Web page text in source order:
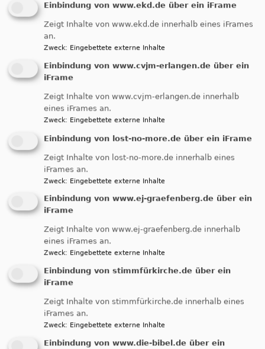
Ökumenischer
Familienstützpukt
Angebote für Familien
Familiengottesdienst & Ökumenischer
Familienstützpunkt
für
Eltern-Kind-Gruppen
Weiterlesen
Lost ¿unday
Einbindung von www.ekd.de über ein iFrame
Zeigt Inhalte von www.ekd.de innerhalb eines iFrames
an.
Zweck: Eingebettete externe Inhalte
Einbindung von www.cvjm-erlangen.de über ein
iFrame
Zeigt Inhalte von www.cvjm-erlangen.de innerhalb
eines iFrames an.
Zweck: Eingebettete externe Inhalte
Einbindung von lost-no-more.de über ein iFrame
Zeigt Inhalte von lost-no-more.de innerhalb eines
iFrames an.
Zweck: Eingebettete externe Inhalte
Einbindung von www.ej-graefenberg.de über ein
iFrame
Zeigt Inhalte von www.ej-graefenberg.de innerhalb
eines iFrames an.
Zweck: Eingebettete externe Inhalte
Einbindung von stimmfürkirche.de über ein
iFrame
Zeigt Inhalte von stimmfürkirche.de innerhalb eines
iFrames an.
Zweck: Eingebettete externe Inhalte
Einbindung von www.die-bibel.de über ein